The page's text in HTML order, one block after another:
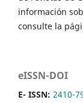
información
consulte la
eISSN-DOI
E- ISSN: 2410-